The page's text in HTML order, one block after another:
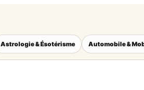
Astrologie & Ésotérisme Automobile &